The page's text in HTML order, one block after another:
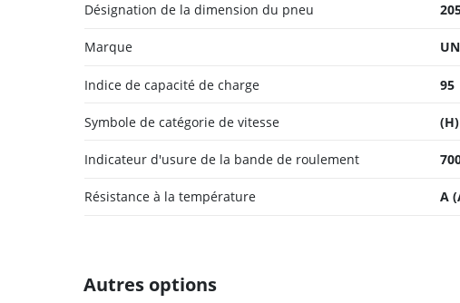
Désignation de la dimension du pneu
Marque
Indice de capacité de charge 95
Symbole de catégorie de vitesse
Indicateur d'usure de la bande de roulement
Résistance à la température A
Autres options